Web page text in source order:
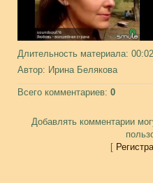
Длительность материала:
Автор: Ирина Белякова
Всего комментариев: 0
Добавлять комментарии
[